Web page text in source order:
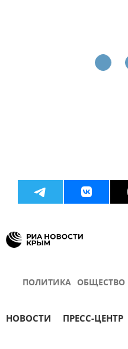
ПОЛИТИКА ОБЩЕСТВО
НОВОСТИ ПРЕСС-ЦЕНТР